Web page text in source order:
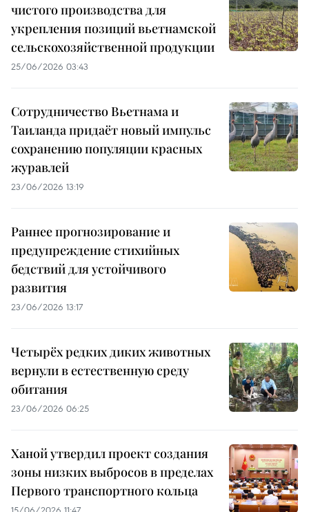
чистого производства для
укрепления позиций вьетнамской
сельскохозяйственной продукции
25/06/2026 03:43
Сотрудничество Вьетнама и
Таиланда придаёт новый импульс
сохранению популяции красных
журавлей
23/06/2026 13:19
Раннее прогнозирование и
предупреждение стихийных
бедствий для устойчивого
развития
23/06/2026 13:17
Четырёх редких диких животных
вернули в естественную среду
обитания
23/06/2026 06:25
Ханой утвердил проект создания
зоны низких выбросов в пределах
Первого транспортного кольца